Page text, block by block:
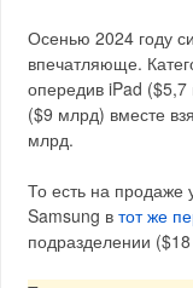
Осенью 2024 году
впечатляюще.
опередив iPad
($9 млрд) вместе
млрд.
То есть на продаже
Samsung втот же
подразделении